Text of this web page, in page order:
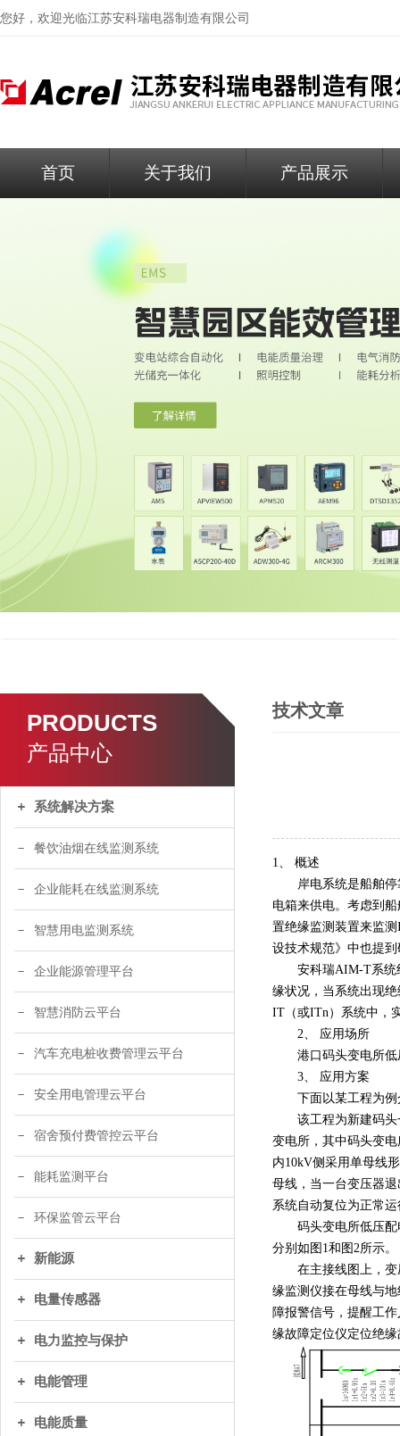
您好，欢迎光临江苏安科瑞电器制造有限公司
首页 关于我们 产品展示
PRODUCTS
产品中心
系统解决方案
餐饮油烟在线监测系统
企业能耗在线监测系统
智慧用电监测系统
企业能源管理平台
智慧消防云平台
汽车充电桩收费管理云平台
安全用电管理云平台
宿舍预付费管控云平台
能耗监测平台
环保监管云平台
新能源
电量传感器
电力监控与保护
电能管理
电能质量
技术文章
1、 概述
岸电系统是船舶停靠
电箱来供电。考虑到
置绝缘监测装置来监
设技术规范》中也提
安科瑞AIM-T系统绝
缘状况，当系统出现
IT（或ITn）系统中，
2、 应用场所
港口码头变电所低
3、 应用方案
下面以某工程为例
该工程为新建码头一
变电所，其中码头变
内10kV侧采用单母线
母线，当一台变压器
系统自动复位为正常
码头变电所低压配电
分别如图1和图2所示。
在主接线图上，变压
缘监测仪接在母线与
障报警信号，提醒工
缘故障定位仪定位绝